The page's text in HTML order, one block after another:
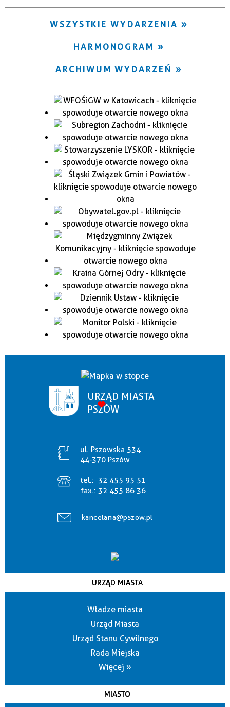
WSZYSTKIE WYDARZENIA
HARMONOGRAM
ARCHIWUM WYDARZEŃ
URZĄD MIASTA
PSZÓW
ul. Pszowska 534
44-370 Pszów
tel.: 32 455 95 51
fax.: 32 455 86 36
kancelaria@pszow.pl
URZĄD MIASTA
Władze miasta
Urząd Miasta
Urząd Stanu Cywilnego
Rada Miejska
Więcej »
MIASTO